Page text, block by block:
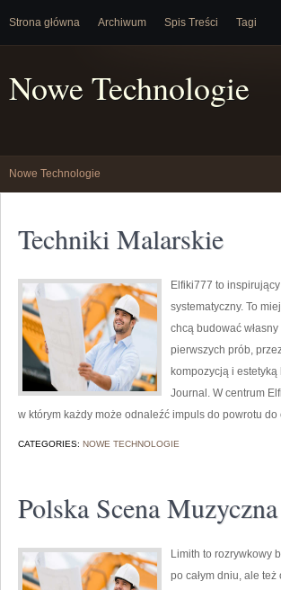
Strona główna Archiwum Spis Treści Tagi
Nowe Technologie
Nowe Technologie
Techniki Malarskie
Elfiki777 to
systematyczny. To
chcą budować
pierwszych prób,
kompozycją i
Journal. W centrum
w którym każdy może odnaleźć impuls do powrotu
CATEGORIES: NOWE TECHNOLOGIE
Polska Scena Muzyczna
Limith to rozrywkowy
po całym dniu, ale